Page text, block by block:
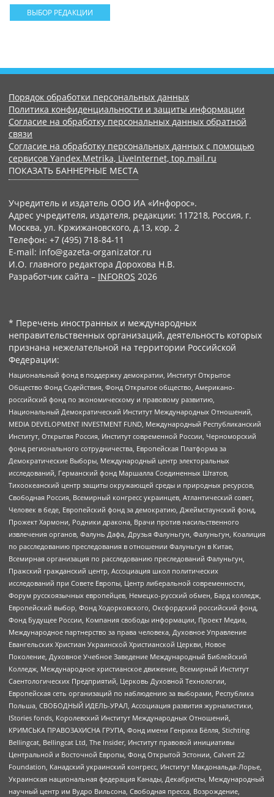
ВЫБОР РЕДАКЦИИ
Порядок обработки персональных данных
Политика конфиденциальности и защиты информации
Согласие на обработку персональных данных обратной
связи
Согласие на обработку персональных данных с помощью
сервисов Yandex.Metrika, LiveInternet, top.mail.ru
ПОКАЗАТЬ БАННЕРНЫЕ МЕСТА
Учредитель и издатель ООО ИА «Инфорос».
Адрес учредителя, издателя, редакции: 117218, Россия, г.
Москва, ул. Кржижановского, д.13, кор. 2
Телефон: +7 (495) 718-84-11
E-mail: info@gazeta-organizator.ru
И.О. главного редактора Дорохова Н.В.
Разработчик сайта – INFOROS 2026
* Перечень иностранных и международных
неправительственных организаций, деятельность которых
признана нежелательной на территории Российской
Федерации:
Национальный фонд в поддержку демократии, Институт Открытое
Общество Фонд Содействия, Фонд Открытое общество, Американо-
российский фонд по экономическому и правовому развитию,
Национальный Демократический Институт Международных Отношений,
MEDIA DEVELOPMENT INVESTMENT FUND, Международный Республиканский
Институт, Открытая Россия, Институт современной России, Черноморский
фонд регионального сотрудничества, Европейская Платформа за
Демократические Выборы, Международный центр электоральных
исследований, Германский фонд Маршалла Соединенных Штатов,
Тихоокеанский центр защиты окружающей среды и природных ресурсов,
Свободная Россия, Всемирный конгресс украинцев, Атлантический совет,
Человек в беде, Европейский фонд за демократию, Джеймстаунский фонд,
Прожект Хармони, Родники дракона, Врачи против насильственного
извлечения органов, Фалунь Дафа, Друзья Фалуньгун, Фалуньгун, Коалиция
по расследованию преследования в отношении Фалуньгун в Китае,
Всемирная организация по расследованию преследований Фалуньгун,
Пражский гражданский центр, Ассоциация школ политических
исследований при Совете Европы, Центр либеральной современности,
Форум русскоязычных европейцев, Немецко-русский обмен, Бард колледж,
Европейский выбор, Фонд Ходорковского, Оксфордский российский фонд,
Фонд Будущее России, Компания свободы информации, Проект Медиа,
Международное партнерство за права человека, Духовное Управление
Евангельских Христиан Украинской Христианской Церкви, Новое
Поколение, Духовное Учебное Заведение Международный Библейский
Колледж, Международное христианское движение, Всемирный Институт
Саентологических Предприятий, Церковь Духовной Технологии,
Европейская сеть организаций по наблюдению за выборами, Республика
Польша, СВОБОДНЫЙ ИДЕЛЬ-УРАЛ, Ассоциация развития журналистики,
IStories fonds, Королевский Институт Международных Отношений,
КРИМСЬКА ПРАВОЗАХИСНА ГРУПА, Фонд имени Генриха Бёлля, Stichting
Bellingcat, Bellingcat Ltd, The Insider, Институт правовой инициативы
Центральной и Восточной Европы, Фонд Открытой Эстонии, Calvert 22
Foundation, Канадский украинский конгресс, Институт Макдональда-Лорье,
Украинская национальная федерация Канады, Декабристы, Международный
научный центр им Вудро Вильсона, Свободная пресса, Возрождение,